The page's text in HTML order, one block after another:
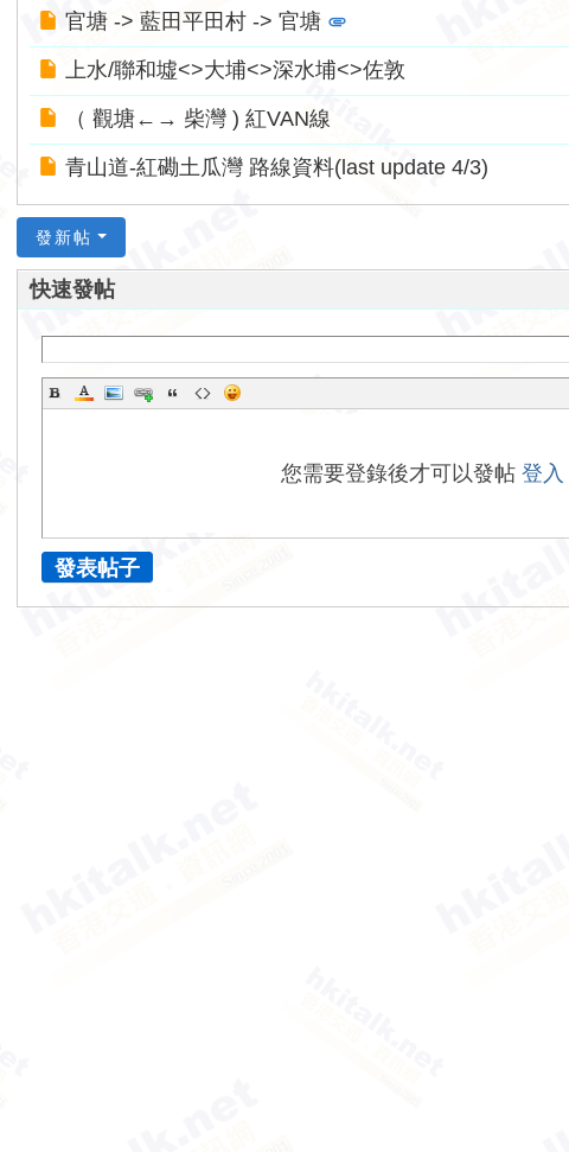
官塘 -> 藍田平田村 -> 官塘
上水/聯和墟<>大埔<>深水埔<>佐敦
（ 觀塘←→ 柴灣 ) 紅VAN線
青山道-紅磡土瓜灣 路線資料(last update 4/3)
發新帖
快速發帖
您需要登錄後才可以發帖 登入
發表帖子